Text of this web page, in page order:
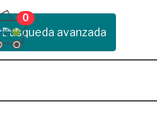
Busqueda avanzada
0